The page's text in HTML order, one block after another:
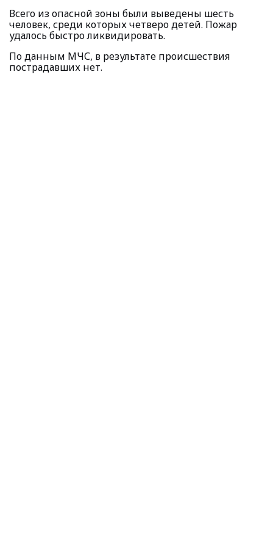
Всего из опасной зоны были выведены шесть
человек, среди которых четверо детей. Пожар
удалось быстро ликвидировать.
По данным МЧС, в результате происшествия
пострадавших нет.